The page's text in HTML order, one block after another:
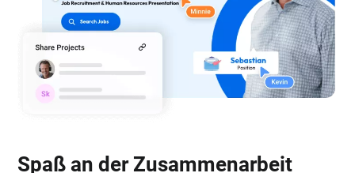
Spaß an der Zusammenarbeit